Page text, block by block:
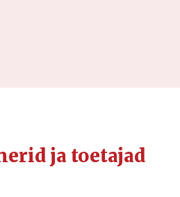
ja toetajad